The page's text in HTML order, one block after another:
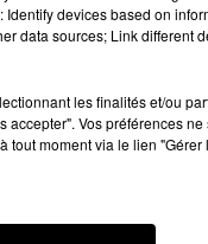
devices based on
data sources; Link different
les finalités et/ou
Vos préférences
tout moment via le lien